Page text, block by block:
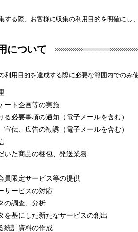
する際、お客様に収集の利用目的を明確にし
について
利用目的を達成する際に必要な範囲内でのみ
ート企画等の実施
る必要事項の通知（電子メールを含む）
宣伝、広告の勧誘（電子メールを含む）
いた商品の梱包、発送業務
員限定サービス等の提供
サービスの対応
の調査、分析
を基にした新たなサービスの創出
統計資料の作成